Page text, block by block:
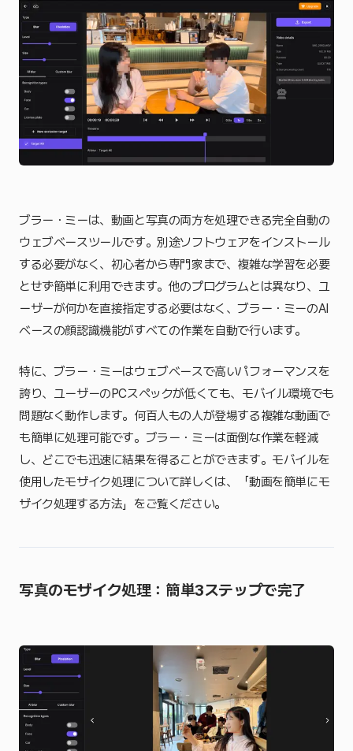
ブラー・ミーは、動画と写真の両方を処理できる完全自動の
ウェブベースツールです。別途ソフトウェアをインストール
する必要がなく、初心者から専門家まで、複雑な学習を必要
とせず簡単に利用できます。他のプログラムとは異なり、ユ
ーザーが何かを直接指定する必要はなく、ブラー・ミーのAI
ベースの顔認識機能がすべての作業を自動で行います。
特に、ブラー・ミーはウェブベースで高いパフォーマンスを
誇り、ユーザーのPCスペックが低くても、モバイル環境でも
問題なく動作します。何百人もの人が登場する複雑な動画で
も簡単に処理可能です。ブラー・ミーは面倒な作業を軽減
し、どこでも迅速に結果を得ることができます。モバイルを
使用したモザイク処理について詳しくは、「動画を簡単にモ
ザイク処理する方法」をご覧ください。
写真のモザイク処理：簡単3ステップで完了